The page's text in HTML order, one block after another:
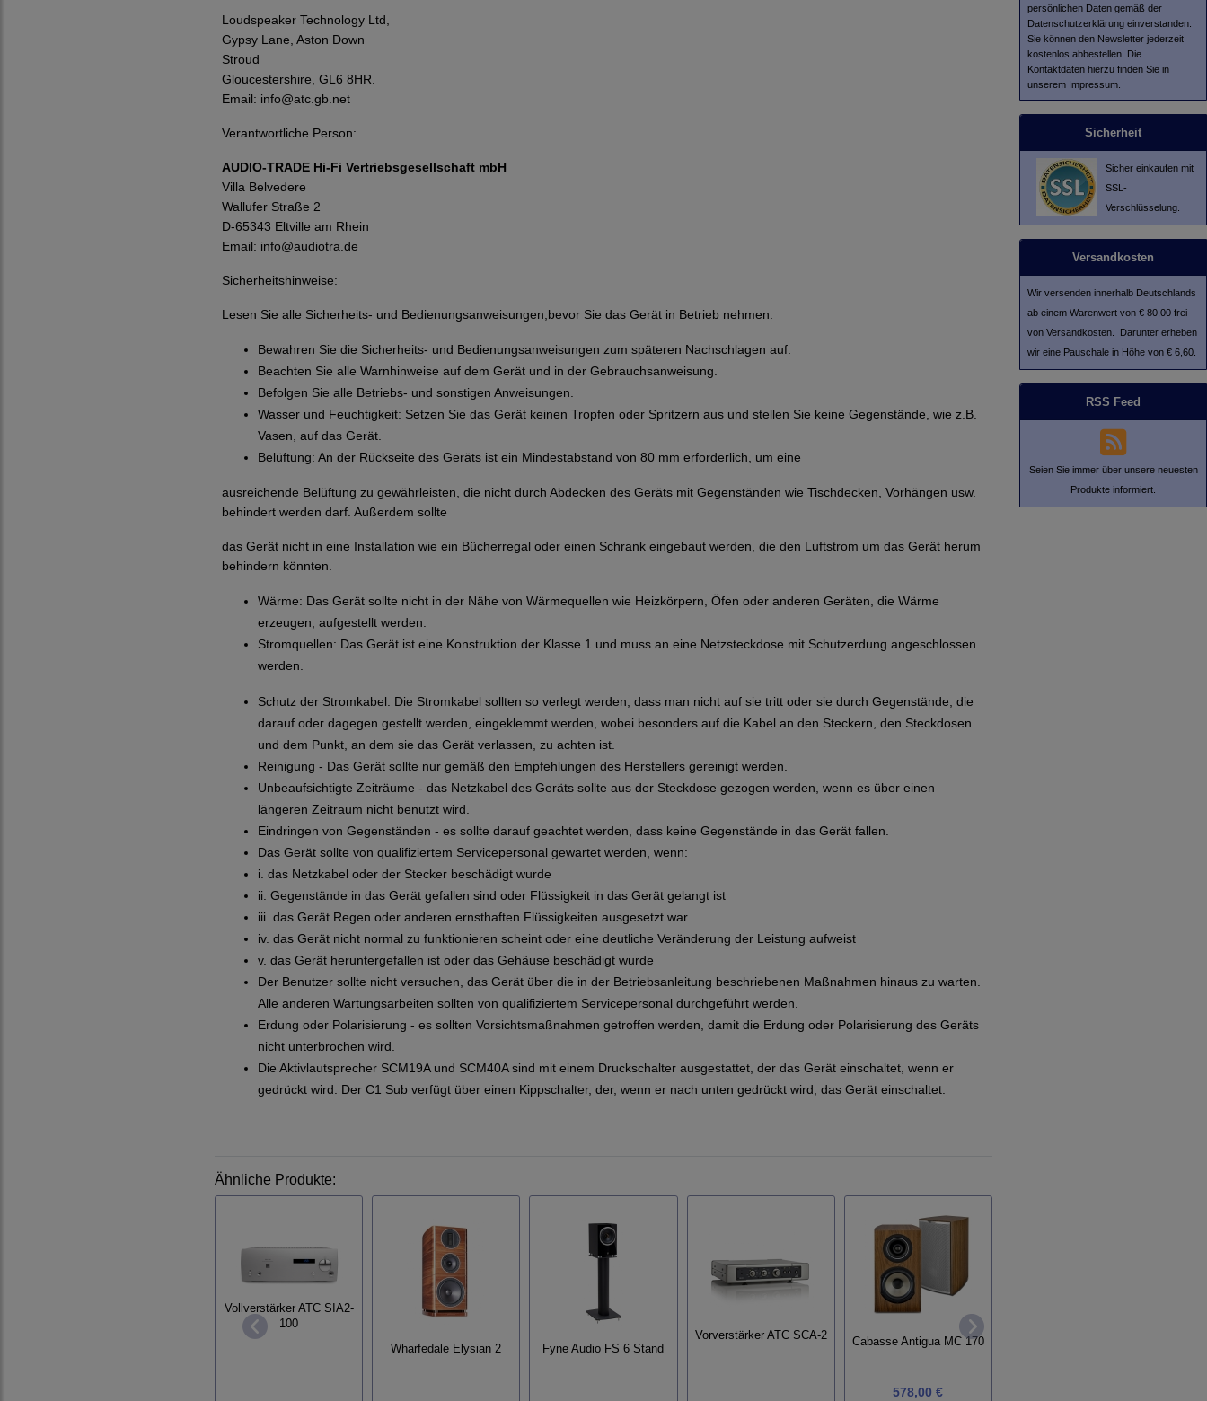
Loudspeaker Technology Ltd,
Gypsy Lane, Aston Down
Stroud
Gloucestershire, GL6 8HR.
Email: info@atc.gb.net
Verantwortliche Person:
AUDIO-TRADE Hi-Fi Vertriebsgesellschaft mbH
Villa Belvedere
Wallufer Straße 2
D-65343 Eltville am Rhein
Email: info@audiotra.de
Sicherheitshinweise:
Lesen Sie alle Sicherheits- und Bedienungsanweisungen,bevor Sie das Gerät in Betrieb nehmen.
Bewahren Sie die Sicherheits- und Bedienungsanweisungen zum späteren Nachschlagen auf.
Beachten Sie alle Warnhinweise auf dem Gerät und in der Gebrauchsanweisung.
Befolgen Sie alle Betriebs- und sonstigen Anweisungen.
Wasser und Feuchtigkeit: Setzen Sie das Gerät keinen Tropfen oder Spritzern aus und stellen Sie keine Gegenstände, wie z.B.
Vasen, auf das Gerät.
Belüftung: An der Rückseite des Geräts ist ein Mindestabstand von 80 mm erforderlich, um eine
ausreichende Belüftung zu gewährleisten, die nicht durch Abdecken des Geräts mit Gegenständen wie Tischdecken, Vorhängen usw.
behindert werden darf. Außerdem sollte
das Gerät nicht in eine Installation wie ein Bücherregal oder einen Schrank eingebaut werden, die den Luftstrom um das Gerät herum
behindern könnten.
Wärme: Das Gerät sollte nicht in der Nähe von Wärmequellen wie Heizkörpern, Öfen oder anderen Geräten, die Wärme
erzeugen, aufgestellt werden.
Stromquellen: Das Gerät ist eine Konstruktion der Klasse 1 und muss an eine Netzsteckdose mit Schutzerdung angeschlossen
werden.
Schutz der Stromkabel: Die Stromkabel sollten so verlegt werden, dass man nicht auf sie tritt oder sie durch Gegenstände, die
darauf oder dagegen gestellt werden, eingeklemmt werden, wobei besonders auf die Kabel an den Steckern, den Steckdosen
und dem Punkt, an dem sie das Gerät verlassen, zu achten ist.
Reinigung - Das Gerät sollte nur gemäß den Empfehlungen des Herstellers gereinigt werden.
Unbeaufsichtigte Zeiträume - das Netzkabel des Geräts sollte aus der Steckdose gezogen werden, wenn es über einen
längeren Zeitraum nicht benutzt wird.
Eindringen von Gegenständen - es sollte darauf geachtet werden, dass keine Gegenstände in das Gerät fallen.
Das Gerät sollte von qualifiziertem Servicepersonal gewartet werden, wenn:
i. das Netzkabel oder der Stecker beschädigt wurde
ii. Gegenstände in das Gerät gefallen sind oder Flüssigkeit in das Gerät gelangt ist
iii. das Gerät Regen oder anderen ernsthaften Flüssigkeiten ausgesetzt war
iv. das Gerät nicht normal zu funktionieren scheint oder eine deutliche Veränderung der Leistung aufweist
v. das Gerät heruntergefallen ist oder das Gehäuse beschädigt wurde
Der Benutzer sollte nicht versuchen, das Gerät über die in der Betriebsanleitung beschriebenen Maßnahmen hinaus zu warten.
Alle anderen Wartungsarbeiten sollten von qualifiziertem Servicepersonal durchgeführt werden.
Erdung oder Polarisierung - es sollten Vorsichtsmaßnahmen getroffen werden, damit die Erdung oder Polarisierung des Geräts
nicht unterbrochen wird.
Die Aktivlautsprecher SCM19A und SCM40A sind mit einem Druckschalter ausgestattet, der das Gerät einschaltet, wenn er
gedrückt wird. Der C1 Sub verfügt über einen Kippschalter, der, wenn er nach unten gedrückt wird, das Gerät einschaltet.
Ähnliche Produkte:
Vollverstärker ATC SIA2-
100
Wharfedale Elysian 2 Fyne Audio FS 6 Stand
Vorverstärker ATC SCA-2 Cabasse Antigua MC 170
578,00 €
persönlichen Daten gemäß der
Datenschutzerklärung einverstanden.
Sie können den Newsletter jederzeit
kostenlos abbestellen. Die
Kontaktdaten hierzu finden Sie in
unserem Impressum.
Sicherheit
Sicher einkaufen mit
SSL-
Verschlüsselung.
Versandkosten
Wir versenden innerhalb Deutschlands
ab einem Warenwert von € 80,00 frei
von Versandkosten. Darunter erheben
wir eine Pauschale in Höhe von € 6,60.
RSS Feed
Seien Sie immer über unsere neuesten
Produkte informiert.